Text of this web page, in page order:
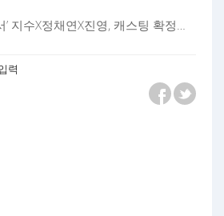
’ 지수X정채연X진영, 캐스팅 확정…
력